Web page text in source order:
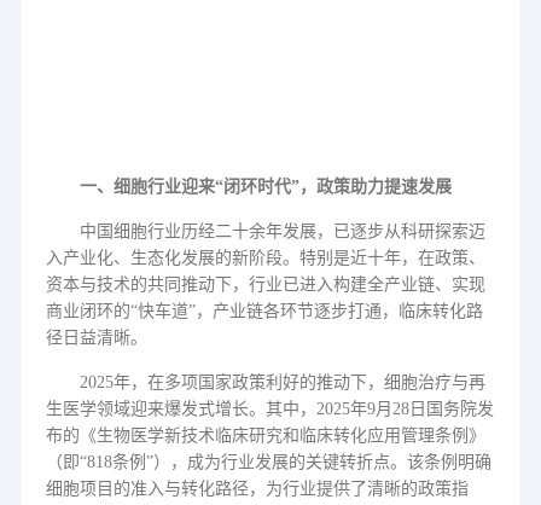
一、细胞行业迎来“闭环时代”，政策助力提速发展
中国细胞行业历经二十余年发展，已逐步从科研探索迈
入产业化、生态化发展的新阶段。特别是近十年，在政策、
资本与技术的共同推动下，行业已进入构建全产业链、实现
商业闭环的“快车道”，产业链各环节逐步打通，临床转化路
径日益清晰。
2025年，在多项国家政策利好的推动下，细胞治疗与再
生医学领域迎来爆发式增长。其中， 2025年9月 28日国务院发
布的《生物医学新技术临床研究和临床转化应用管理条例》
（即“818条例 ”），成为行业发展的关键转折点。该条例明确
细胞项目的准入与转化路径，为行业提供了清晰的政策指